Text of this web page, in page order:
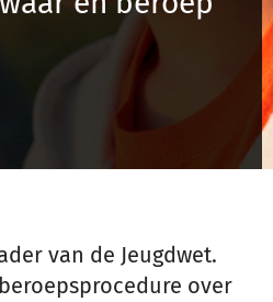
Inloggen
van de Jeugdwet.
over